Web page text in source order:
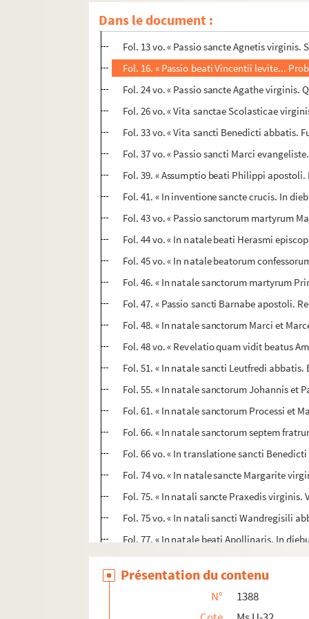
Dans le document :
Fol. 8 vo. « Vita sancti Launomari abbatis.
Fol. 11. « Passio sancti Sebastiani.
Fol. 13 vo. « Passio sancte Agnetis
Fol. 16. « Passio beati Vincentii levite...
Fol. 24 vo. « Passio sancte Agathe
Fol. 26 vo. « Vita sanctae Scolasticae
Fol. 33 vo. « Vita sancti Benedicti abbatis.
Fol. 37 vo. « Passio sancti Marci
Fol. 39. « Assumptio beati Philippi
Fol. 41. « In inventione sancte crucis. In
Fol. 43 vo. « Passio sanctorum martyrum
Fol. 44 vo. « In natale beati Herasmi
Fol. 45 vo. « In natale beatorum
Fol. 46. « In natale sanctorum martyrum
Fol. 47. « Passio sancti Barnabe apostoli.
Fol. 48. « In natale sanctorum Marci et
Fol. 48 vo. « Revelatio quam vidit beatus
Fol. 51. « In natale sancti Leutfredi
Fol. 55. « In natale sanctorum Johannis et
Fol. 61. « In natale sanctorum Processi et
Fol. 66. « In natale sanctorum septem
Fol. 66 vo. « In translatione sancti
Fol. 74 vo. « In natale sancte Margarite
Fol. 75. « In natali sancte Praxedis virginis.
Fol. 75 vo. « In natali sancti Wandregisili
Fol. 77. « In natale beati Apollinaris. In
Fol. 78. « Passio sancti Jacobi apostoli.
Fol. 79 vo. « In natale sancti Sansonis
Fol. 80 vo. « In natale sanctorum Abdon
Présentation du contenu
N°
1388